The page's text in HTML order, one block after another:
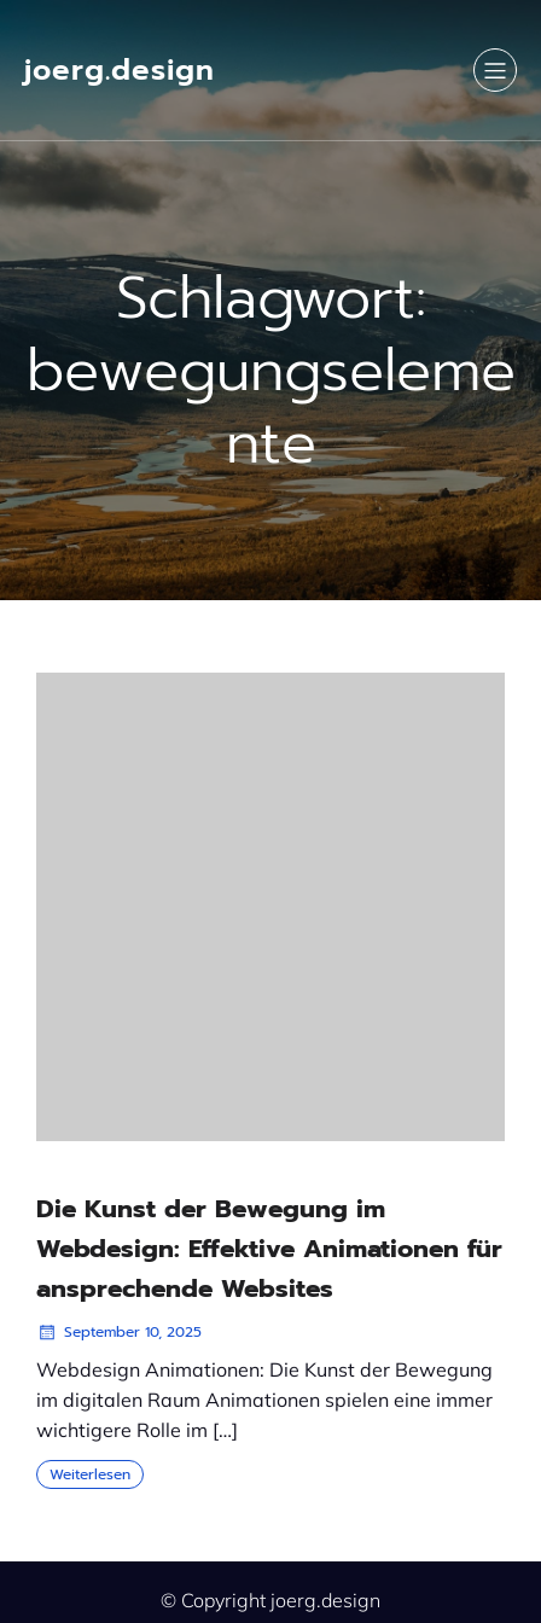
joerg.design
Schlagwort:
bewegungseleme
nte
Die Kunst der Bewegung im
Webdesign: Effektive Animationen für
ansprechende Websites
September 10, 2025
Webdesign Animationen: Die Kunst der Bewegung
im digitalen Raum Animationen spielen eine immer
wichtigere Rolle im […]
Weiterlesen
© Copyright joerg.design